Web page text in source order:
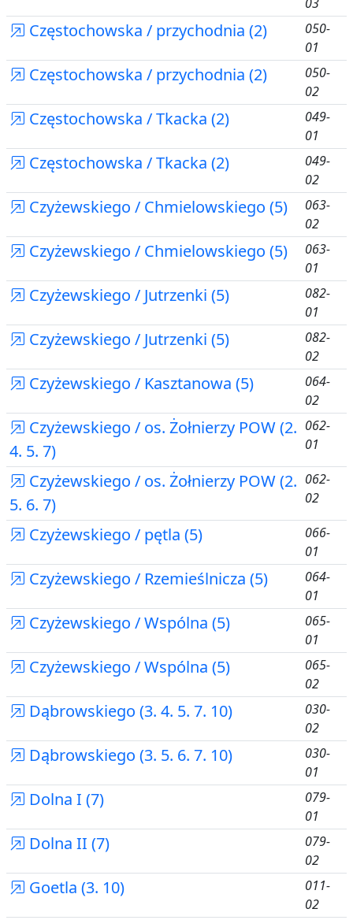
Częstochowska / przychodnia (2)
050-
01
Częstochowska / przychodnia (2)
050-
02
Częstochowska / Tkacka (2)
049-
01
Częstochowska / Tkacka (2)
049-
02
Czyżewskiego / Chmielowskiego (5)
063-
02
Czyżewskiego / Chmielowskiego (5)
063-
01
Czyżewskiego / Jutrzenki (5)
082-
01
Czyżewskiego / Jutrzenki (5)
082-
02
Czyżewskiego / Kasztanowa (5)
064-
02
Czyżewskiego / os. Żołnierzy POW (2.
4. 5. 7)
062-
01
Czyżewskiego / os. Żołnierzy POW (2.
5. 6. 7)
062-
02
Czyżewskiego / pętla (5)
066-
01
Czyżewskiego / Rzemieślnicza (5)
064-
01
Czyżewskiego / Wspólna (5)
065-
01
Czyżewskiego / Wspólna (5)
065-
02
Dąbrowskiego (3. 4. 5. 7. 10)
030-
02
Dąbrowskiego (3. 5. 6. 7. 10)
030-
01
Dolna I (7)
079-
01
Dolna II (7)
079-
02
Goetla (3. 10)
011-
02